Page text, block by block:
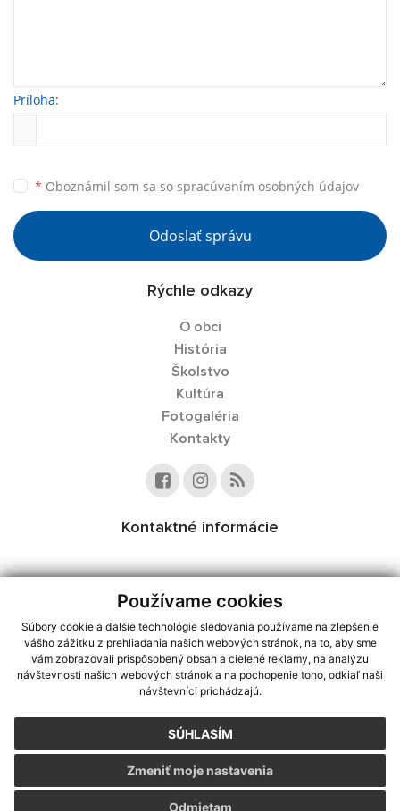
Používame cookies
Súbory cookie a ďalšie technológie sledovania používame na zlepšenie
vášho zážitku z prehliadania našich webových stránok, na to, aby sme
vám zobrazovali prispôsobený obsah a cielené reklamy, na analýzu
návštevnosti našich webových stránok a na pochopenie toho, odkiaľ naši
návštevníci prichádzajú.
SÚHLASÍM
Odmietam
Zmeniť moje nastavenia
Príloha:
* Oboznámil som sa so spracúvaním osobných údajov
Odoslať správu
Rýchle odkazy
O obci
História
Školstvo
Kultúra
Fotogaléria
Kontakty
Kontaktné informácie
využite možnosť získavania aktuálnych informácií s využitím RSS
CMS systém (redakčný) systém ECHELON 2,
Mapa stránok web portál
webhosting, webex.digital, s.r.o.,domény,registrácia domény,
spoločnosť webex.digital, s.r.o.,technický prevádzkovateľ
Posledná aktualizácia:08.08.2026
Vytlačiť stránku|Vyhlásenie o prístupnosti
Autorské práva|Cookies
webdesign|